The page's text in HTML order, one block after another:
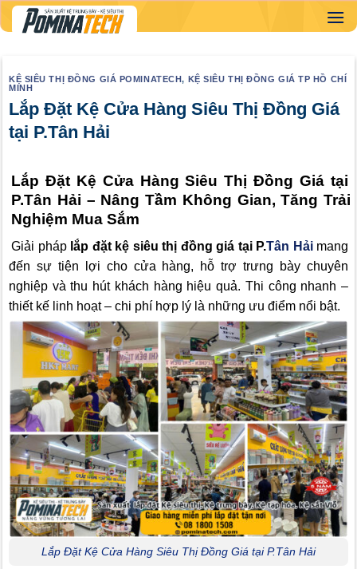
Skip
to
KỆ SIÊU THỊ ĐỒNG GIÁ POMINATECH, KỆ SIÊU THỊ ĐỒNG GIÁ TP HỒ CHÍ
MINH
Lắp Đặt Kệ Cửa Hàng Siêu Thị Đồng Giá
tại P.Tân Hải
Lắp Đặt Kệ Cửa Hàng Siêu Thị Đồng Giá tại
P.Tân Hải – Nâng Tầm Không Gian, Tăng Trải
Nghiệm Mua Sắm
Giải pháp lắp đặt kệ siêu thị đồng giá tại P.Tân Hảimang
đến sự tiện lợi cho cửa hàng, hỗ trợ trưng bày chuyên
nghiệp và thu hút khách hàng hiệu quả. Thi công nhanh –
thiết kế linh hoạt – chi phí hợp lý là những ưu điểm nổi bật.
Lắp Đặt Kệ Cửa Hàng Siêu Thị Đồng Giá tại P.Tân Hải